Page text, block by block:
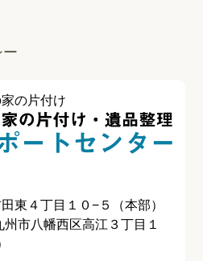
の片付け
東４丁目１０−５（本部）
市八幡西区高江３丁目１